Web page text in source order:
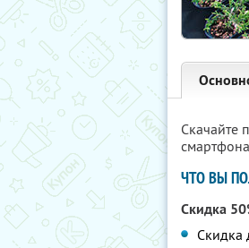
Скачайте
ЧТО ВЫ
Скидка
Скидка